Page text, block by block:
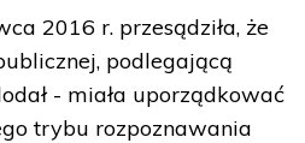
2016 r. przesądziła, że
podlegającą
- miała uporządkować
trybu rozpoznawania